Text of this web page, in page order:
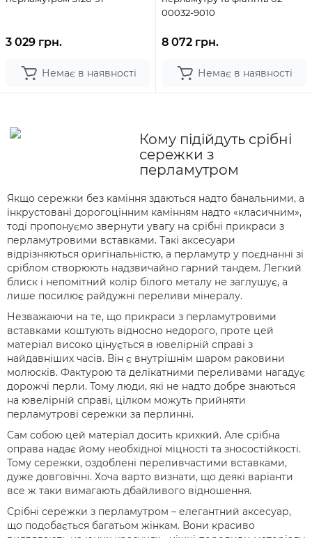
3 029 грн.
Немає в наявності
00032-9010
8 072 грн.
Немає в наявності
Кому підійдуть срібні
сережки з
перламутром
Якщо сережки без каміння здаються надто банальними, а
інкрустовані дорогоцінним камінням надто «класичним»,
тоді пропонуємо звернути увагу на срібні прикраси з
перламутровими вставками. Такі аксесуари
відрізняються оригінальністю, а перламутр у поєднанні зі
сріблом створюють надзвичайно гарний тандем. Легкий
блиск і непомітний колір білого металу не заглушує, а
лише посилює райдужні переливи мінералу.
Незважаючи на те, що прикраси з перламутровими
вставками коштують відносно недорого, проте цей
матеріал високо цінується в ювелірній справі з
найдавніших часів. Він є внутрішнім шаром раковини
молюсків. Фактурою та делікатними переливами нагадує
дорожчі перли. Тому люди, які не надто добре знаються
на ювелірній справі, цілком можуть прийняти
перламутрові сережки за перлинні.
Сам собою цей матеріал досить крихкий. Але срібна
оправа надає йому необхідної міцності та зносостійкості.
Тому сережки, оздоблені переливчастими вставками,
дуже довговічні. Хоча варто визнати, що деякі варіанти
все ж таки вимагають дбайливого відношення.
Срібні сережки з перламутром – елегантний аксесуар,
що подобається багатьом жінкам. Вони красиво